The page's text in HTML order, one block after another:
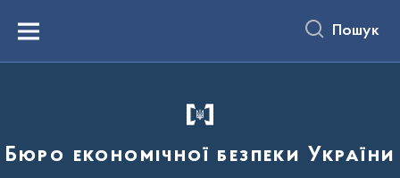
вмістуMenu Пошук
Бюро економічної безпеки України